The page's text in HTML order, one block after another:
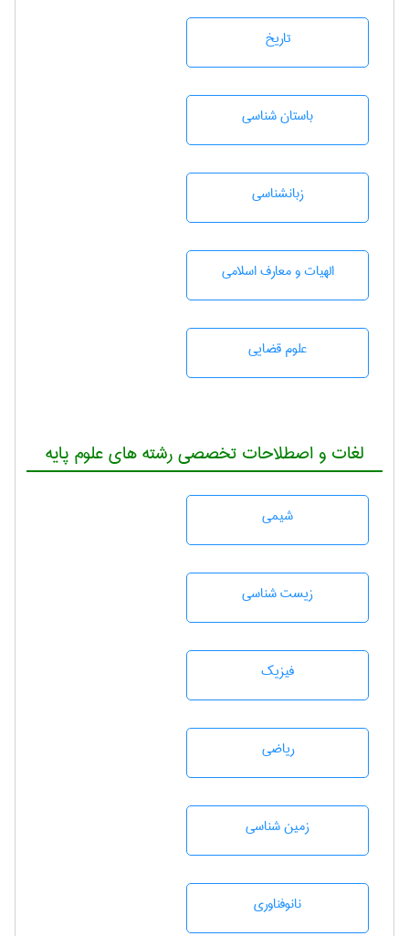
تاريخ
باستان شناسی
زبانشناسی
الهیات و معارف اسلامی
علوم قضایی
لغات و اصطلاحات تخصصی رشته های علوم پایه
شيمی
زيست شناسی
فیزیک
رياضی
زمين شناسی
نانوفناوری